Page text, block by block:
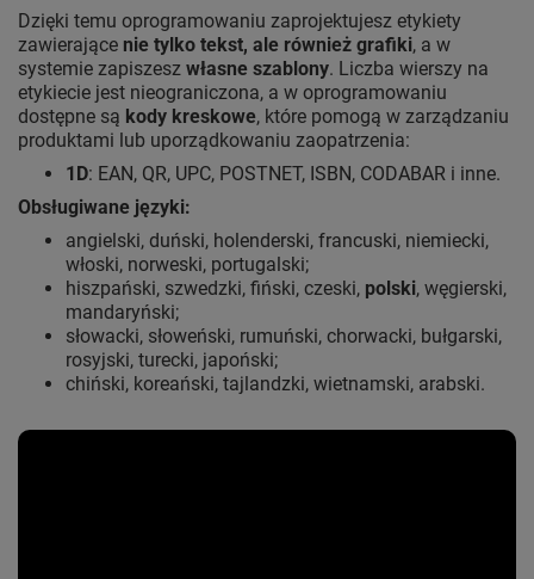
Dzięki temu oprogramowaniu zaprojektujesz etykiety
zawierające nie tylko tekst, ale również grafiki, a w
systemie zapiszesz własne szablony. Liczba wierszy na
etykiecie jest nieograniczona, a w oprogramowaniu
dostępne są kody kreskowe, które pomogą w zarządzaniu
produktami lub uporządkowaniu zaopatrzenia:
1D: EAN, QR, UPC, POSTNET, ISBN, CODABAR i inne.
Obsługiwane języki:
angielski, duński, holenderski, francuski, niemiecki,
włoski, norweski, portugalski;
hiszpański, szwedzki, fiński, czeski, polski, węgierski,
mandaryński;
słowacki, słoweński, rumuński, chorwacki, bułgarski,
rosyjski, turecki, japoński;
chiński, koreański, tajlandzki, wietnamski, arabski.